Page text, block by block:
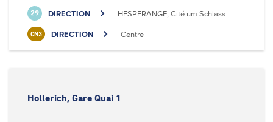
29 DIRECTION HESPERANGE, Cité um Schlass
CN3 DIRECTION Centre
Hollerich, Gare Quai 1